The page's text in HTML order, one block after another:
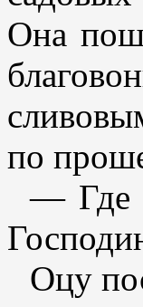
Она
по
— Где
Оцу